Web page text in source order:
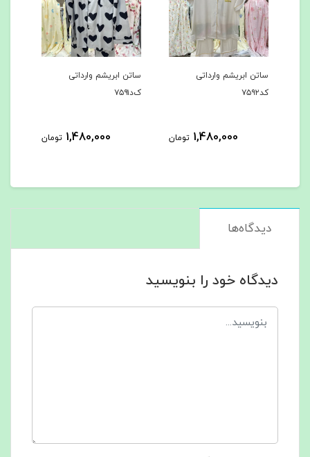
ساتن ابریشم وارداتی
ک‌د۷۵۹۱
1,480,000 تومان
ساتن ابریشم وارداتی
کد۷۵۹۰
1,480,000 تومان
دیدگاه‌ها
دیدگاه خود را بنویسید